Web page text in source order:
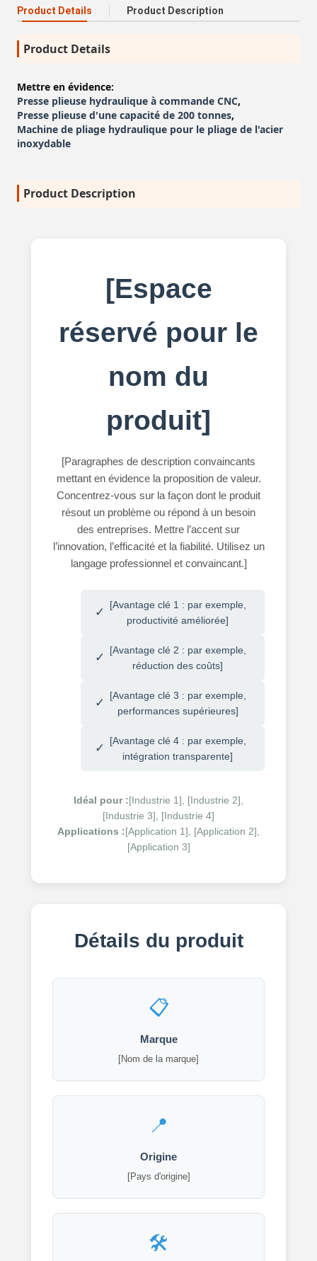
Product Details Product Description
Product Details
Mettre en évidence:
Presse plieuse hydraulique à commande CNC,
Presse plieuse d'une capacité de 200 tonnes,
Machine de pliage hydraulique pour le pliage de l'acier
inoxydable
Product Description
[Espace
réservé pour le
nom du
produit]
[Paragraphes de description convaincants
mettant en évidence la proposition de valeur.
Concentrez-vous sur la façon dont le produit
résout un problème ou répond à un besoin
des entreprises. Mettre l’accent sur
l’innovation, l’efficacité et la fiabilité. Utilisez un
langage professionnel et convaincant.]
[Avantage clé 1 : par exemple,
productivité améliorée]
[Avantage clé 2 : par exemple,
réduction des coûts]
[Avantage clé 3 : par exemple,
performances supérieures]
[Avantage clé 4 : par exemple,
intégration transparente]
Idéal pour :[Industrie 1], [Industrie 2],
[Industrie 3], [Industrie 4]
Applications :[Application 1], [Application 2],
[Application 3]
Détails du produit
Marque
[Nom de la marque]
Origine
[Pays d'origine]